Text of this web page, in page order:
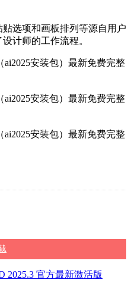
贴选项和画板排列等源自用户
师的工作流程。
2025.3 官方最新激活版